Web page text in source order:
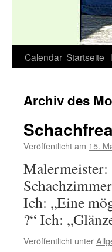
Calendar Startseite
Archiv des
Veröffentlicht am 15.
Malermeister:
Ich: „Eine
?“ Ich:
Veröffentlicht unter